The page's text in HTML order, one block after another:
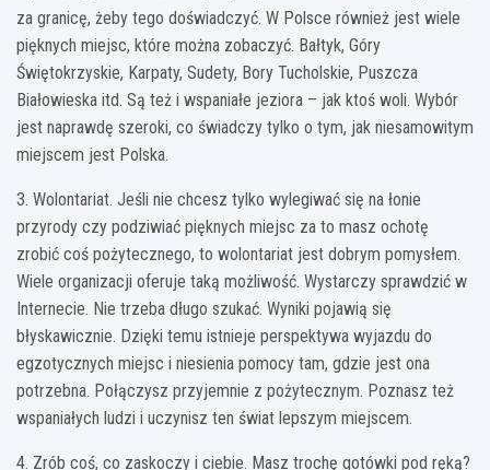
za granicę, żeby tego doświadczyć. W Polsce również jest wiele
pięknych miejsc, które można zobaczyć. Bałtyk, Góry
Świętokrzyskie, Karpaty, Sudety, Bory Tucholskie, Puszcza
Białowieska itd. Są też i wspaniałe jeziora – jak ktoś woli. Wybór
jest naprawdę szeroki, co świadczy tylko o tym, jak niesamowitym
miejscem jest Polska.
3. Wolontariat. Jeśli nie chcesz tylko wylegiwać się na łonie
przyrody czy podziwiać pięknych miejsc za to masz ochotę
zrobić coś pożytecznego, to wolontariat jest dobrym pomysłem.
Wiele organizacji oferuje taką możliwość. Wystarczy sprawdzić w
Internecie. Nie trzeba długo szukać. Wyniki pojawią się
błyskawicznie. Dzięki temu istnieje perspektywa wyjazdu do
egzotycznych miejsc i niesienia pomocy tam, gdzie jest ona
potrzebna. Połączysz przyjemnie z pożytecznym. Poznasz też
wspaniałych ludzi i uczynisz ten świat lepszym miejscem.
4. Zrób coś, co zaskoczy i ciebie. Masz trochę gotówki pod ręką?